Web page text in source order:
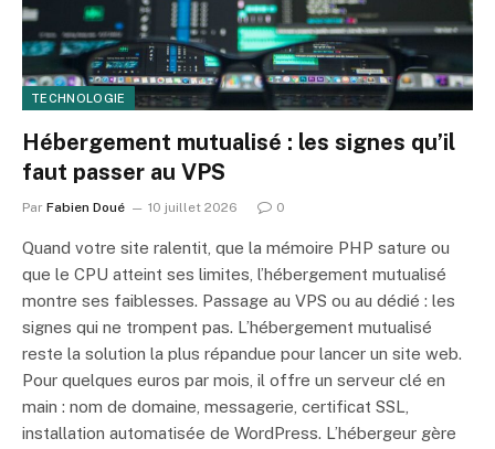
TECHNOLOGIE
Hébergement mutualisé : les signes qu’il
faut passer au VPS
Par Fabien Doué 10 juillet 2026 0
Quand votre site ralentit, que la mémoire PHP sature ou
que le CPU atteint ses limites, l’hébergement mutualisé
montre ses faiblesses. Passage au VPS ou au dédié : les
signes qui ne trompent pas. L’hébergement mutualisé
reste la solution la plus répandue pour lancer un site web.
Pour quelques euros par mois, il offre un serveur clé en
main : nom de domaine, messagerie, certificat SSL,
installation automatisée de WordPress. L’hébergeur gère